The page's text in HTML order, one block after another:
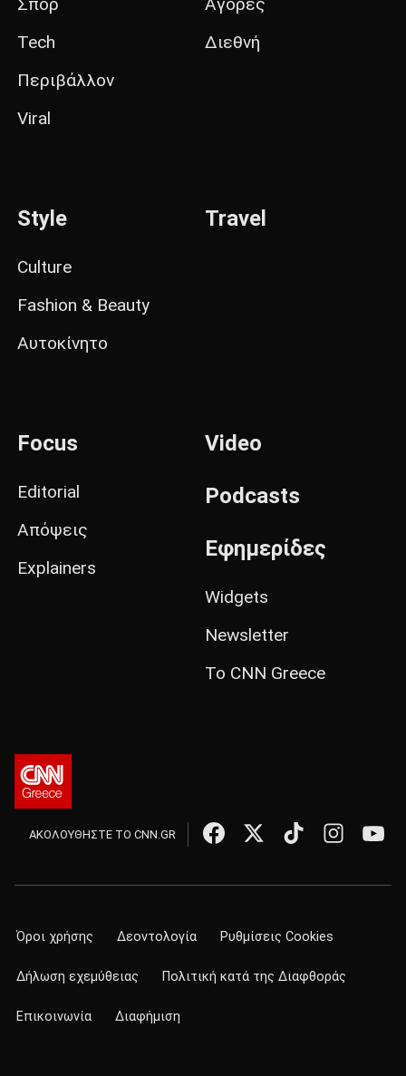
Σπορ
Tech
Περιβάλλον
Viral
Αγορές
Διεθνή
Style
Culture
Fashion & Beauty
Αυτοκίνητο
Travel
Focus
Editorial
Απόψεις
Explainers
Video
Podcasts
Εφημερίδες
Widgets
Newsletter
Το CNN Greece
ΑΚΟΛΟΥΘΗΣΤΕ ΤΟ CNN.GR
Όροι χρήσης Δεοντολογία Ρυθμίσεις Cookies
Δήλωση εχεμύθειας Πολιτική κατά της Διαφθοράς
Επικοινωνία Διαφήμιση